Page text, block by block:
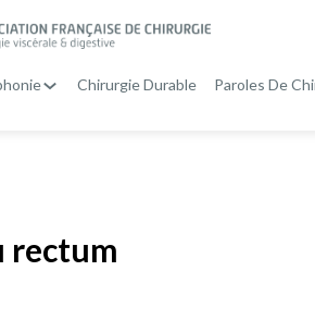
Chirurgie Durable Paroles De
rectum